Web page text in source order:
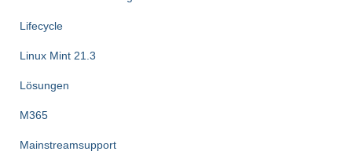
Lifecycle
Linux Mint 21.3
Lösungen
M365
Mainstreamsupport